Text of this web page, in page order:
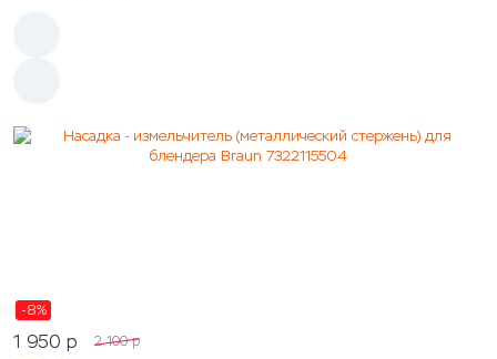
-8%
1 950 p 2 100 p